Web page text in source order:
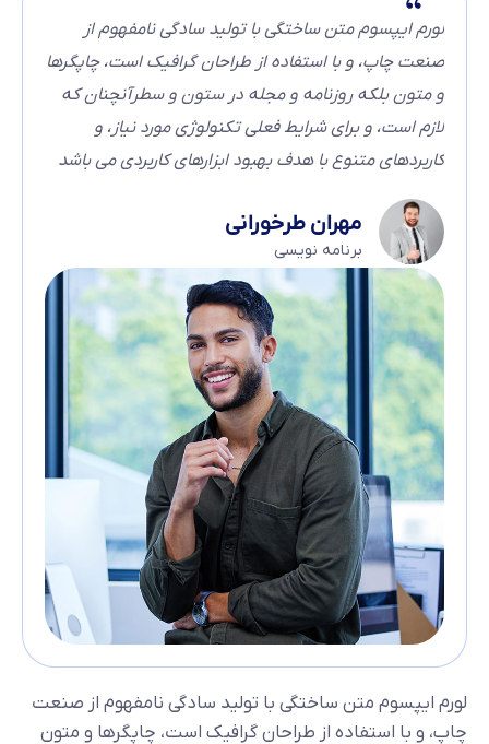
لورم ایپسوم متن ساختگی با تولید سادگی نامفهوم از
صنعت چاپ، و با استفاده از طراحان گرافیک است، چاپگرها
و متون بلکه روزنامه و مجله در ستون و سطرآنچنان که
لازم است، و برای شرایط فعلی تکنولوژی مورد نیاز، و
کاربردهای متنوع با هدف بهبود ابزارهای کاربردی می باشد
مهران طرخورانی
برنامه نویسی
لورم ایپسوم متن ساختگی با تولید سادگی نامفهوم از صنعت
چاپ، و با استفاده از طراحان گرافیک است، چاپگرها و متون